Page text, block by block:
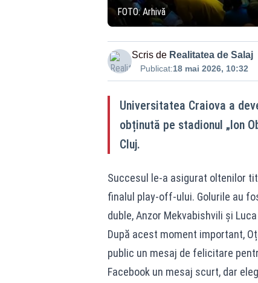
FOTO: Arhivă
Scris de Realitatea de Salaj
Publicat:18 mai 2026, 10:32
Universitatea Craiova a
obținută pe stadionul „Ion
Cluj.
Succesul le-a asigurat oltenilor
finalul play-off-ului. Golurile au
duble, Anzor Mekvabishvili și
După acest moment important,
public un mesaj de felicitare
Facebook un mesaj scurt, dar